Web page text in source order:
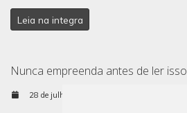
Leia na integra
Nunca empreenda antes de ler isso
28 de julho de 2026